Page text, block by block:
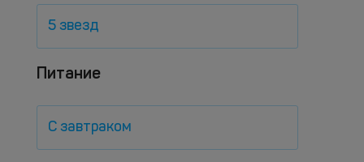
5 звезд
Питание
С завтраком